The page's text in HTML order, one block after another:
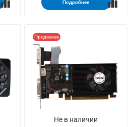
Подробнее
Не в наличии
Предзаказ